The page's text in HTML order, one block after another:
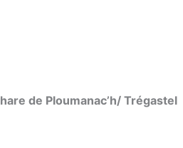
de Ploumanac’h/ Trégastel